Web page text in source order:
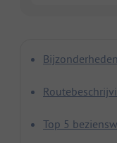
Top 5